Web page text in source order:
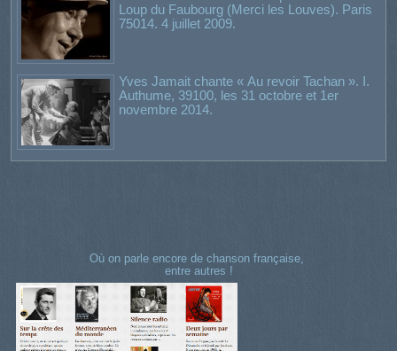
Loup du Faubourg (Merci les Louves). Paris
75014. 4 juillet 2009.
Yves Jamait chante « Au revoir Tachan ». I.
Authume, 39100, les 31 octobre et 1er
novembre 2014.
Où on parle encore de chanson française,
entre autres !